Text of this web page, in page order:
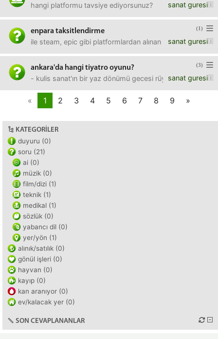
sanat guresi
hangi platformu tavsiye ediyorsunuz?
(1)
enpara taksitlendirme
sanat guresi
ile steam, epic gibi platformlardan alınan oyunlar
(3)
ankara'da hangi tiyatro oyunu?
sanat guresi
- kulis sanat'ın bir yaz dönümü gecesi rüyası mı?- yoksa
« 1 2 3 4 5 6 7 8 9 »
KATEGORILER
duyuru (0)
soru (21)
ai (0)
müzik (0)
film/dizi (1)
teknik (1)
medikal (1)
sözlük (0)
yabancı dil (0)
yer/yön (1)
alınık/satılık (0)
gönül işleri (0)
hayvan (0)
kayıp (0)
kan aranıyor (0)
ev/kalacak yer (0)
SON CEVAPLANANLAR